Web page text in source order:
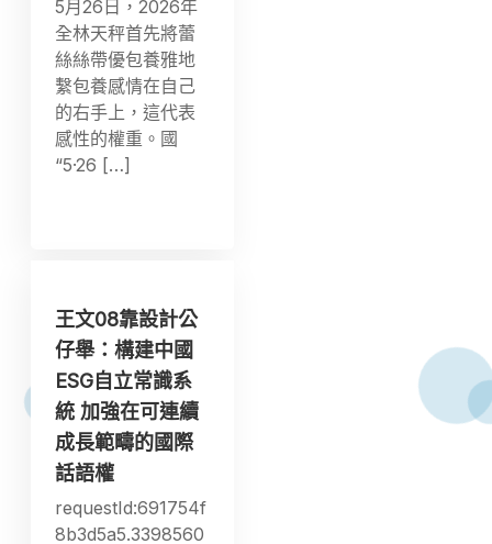
5月26日，2026年
全林天秤首先將蕾
絲絲帶優包養雅地
繫包養感情在自己
的右手上，這代表
感性的權重。國
“5·26 […]
王文08靠設計公
仔舉：構建中國
ESG自立常識系
統 加強在可連續
成長範疇的國際
話語權
requestId:691754f
8b3d5a5.3398560